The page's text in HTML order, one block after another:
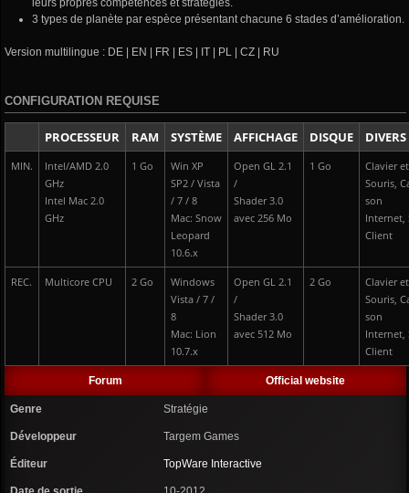
leurs propres compétences et stratégies.
3 types de planète par espèce présentant chacune 6 stades d’amélioration.
Version multilingue : DE | EN | FR | ES | IT | PL | CZ | RU
CONFIGURATION REQUISE
PROCESSEUR RAM SYSTÈME AFFICHAGE DISQUE DIVERS
MIN.
Intel/AMD 2.0
GHz
Intel Mac 2.0
GHz
1 Go
Win XP
SP2 / Vista
/ 7 / 8
Mac: Snow
Leopard
10.6.x
Open GL 2.1
/
Shader 3.0
avec 256 Mo
1 Go
Clavier et
Souris,
son
Internet,
Client
REC. Multicore CPU 2 Go
Windows
Vista / 7 /
8
Mac: Lion
10.7.x
Open GL 2.1
/
Shader 3.0
avec 512 Mo
2 Go
Clavier et
Souris,
son
Internet,
Client
Forum Official website
Genre Stratégie
Développeur Targem Games
Éditeur TopWare Interactive